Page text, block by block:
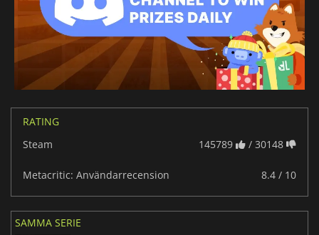
RATING
Steam
145789 / 30148
Metacritic: Användarrecension 8.4 / 10
SAMMA SERIE